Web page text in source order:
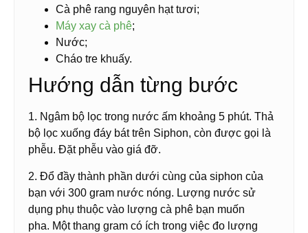
Cà phê rang nguyên hạt tươi;
Máy xay cà phê;
Nước;
Cháo tre khuấy.
Hướng dẫn từng bước
1. Ngâm bộ lọc trong nước ấm khoảng 5 phút. Thả
bộ lọc xuống đáy bát trên Siphon, còn được gọi là
phễu. Đặt phễu vào giá đỡ.
2. Đổ đầy thành phần dưới cùng của siphon của
bạn với 300 gram nước nóng. Lượng nước sử
dụng phụ thuộc vào lượng cà phê bạn muốn
pha. Một thang gram có ích trong việc đo lượng